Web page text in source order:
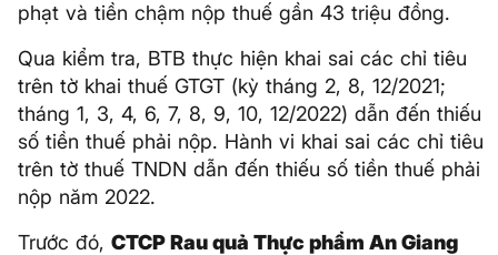
phạt và tiền chậm nộp thuế gần 43 triệu đồng.
Qua kiểm tra, BTB thực hiện khai sai các chỉ tiêu
trên tờ khai thuế GTGT (kỳ tháng 2, 8, 12/2021;
tháng 1, 3, 4, 6, 7, 8, 9, 10, 12/2022) dẫn đến thiếu
số tiền thuế phải nộp. Hành vi khai sai các chỉ tiêu
trên tờ thuế TNDN dẫn đến thiếu số tiền thuế phải
nộp năm 2022.
Trước đó, CTCP Rau quả Thực phẩm An Giang